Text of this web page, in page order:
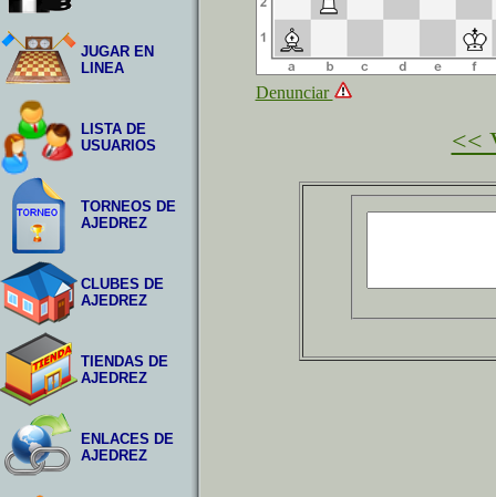
JUGAR EN
LINEA
LISTA DE
USUARIOS
TORNEOS DE
AJEDREZ
CLUBES DE
AJEDREZ
TIENDAS DE
AJEDREZ
ENLACES DE
AJEDREZ
Denunciar
<<